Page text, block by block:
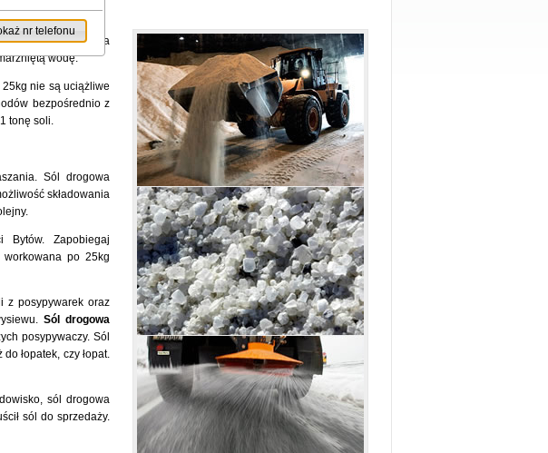
dobrze zwalcza
wodę.
nie są uciążliwe
bezpośrednio z
tonę soli.
Sól drogowa
składowania
Bytów. Zapobiegaj
workowana po 25kg
z posypywarek oraz
Sól drogowa
posypywaczy. Sól
łopatek, czy łopat.
sól drogowa
sól do sprzedaży.
nr telefonu